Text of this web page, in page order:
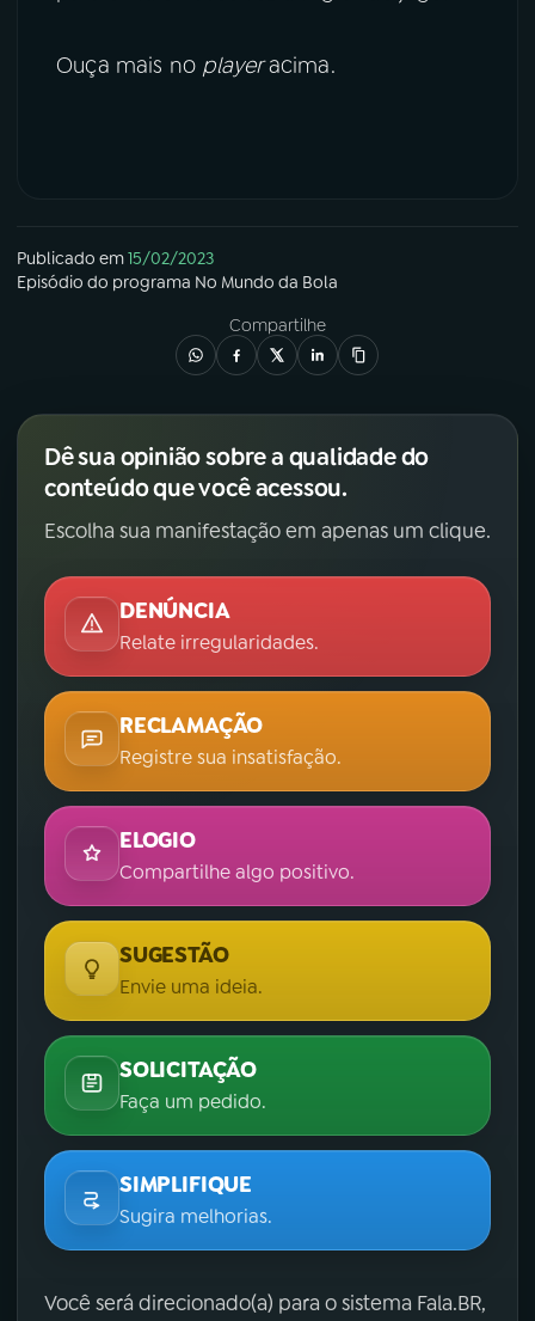
Ouça mais no playeracima.
Publicado em15/02/2023
Episódio do programa No Mundo da Bola
Compartilhe
Dê sua opinião sobre a qualidade do
conteúdo que você acessou.
Escolha sua manifestação em apenas um clique.
DENÚNCIA
Relate irregularidades.
RECLAMAÇÃO
Registre sua insatisfação.
ELOGIO
Compartilhe algo positivo.
SUGESTÃO
Envie uma ideia.
SOLICITAÇÃO
Faça um pedido.
SIMPLIFIQUE
Sugira melhorias.
Você será direcionado(a) para o sistema Fala.BR,